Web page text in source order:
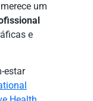
um
e
estar